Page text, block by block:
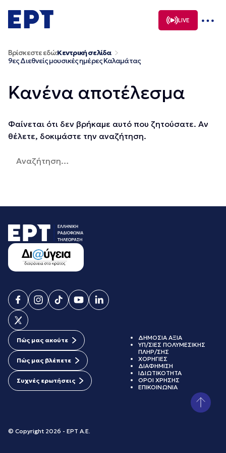
σε
περιεχόμενο
LIVE
Βρίσκεστε εδώ:Κεντρική σελίδα
9ες Διεθνείς μουσικές ημέρες Καλαμάτας
Κανένα αποτέλεσμα
Φαίνεται ότι δεν βρήκαμε αυτό που ζητούσατε. Αν
θέλετε, δοκιμάστε την αναζήτηση.
για:
Πώς μας ακούτε
Πώς μας βλέπετε
Συχνές ερωτήσεις
© Copyright 2026 - ΕΡΤ Α.Ε.
ΔΗΜΟΣΙΑ ΑΞΙΑ
ΥΠ/ΣΙΕΣ ΠΟΛΥΜΕΣΙΚΗΣ
ΠΛΗΡ/ΣΗΣ
ΧΟΡΗΓΙΕΣ
ΔΙΑΦΗΜΙΣΗ
ΙΔΙΩΤΙΚΟΤΗΤΑ
ΟΡΟΙ ΧΡΗΣΗΣ
ΕΠΙΚΟΙΝΩΝΙΑ